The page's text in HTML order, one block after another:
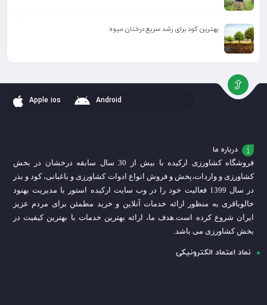
بهترین کود برای رشد سریع درختان میوه
Apple ios Android
درباره ما
فروشگاه کشاورزی ارکیده با بیش از 30 سال سابقه درخشان در بخش
کشاورزی و واردات،پخش و فروش انواع ادوات کشاورزی و باغبانی، کود و بذر
در سال 1399 فعالیت خود را در وب سایت ارکیده استور با مدیریت بهنود
خالوباقری به منظور ارائه خدمات آنلاین و خرید مطمئن برای مردم عزیز
ایران شروع کرده است.هدف ما، ارائه بهترین خدمات با بهترین کیفیت در
بخش کشاورزی می باشد.
نماد اعتماد الکترونیکی